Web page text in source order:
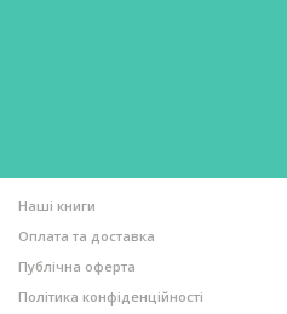
Наші книги
Оплата та доставка
Публічна оферта
Політика конфіденційності